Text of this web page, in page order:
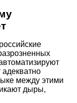
между этими
дыры,